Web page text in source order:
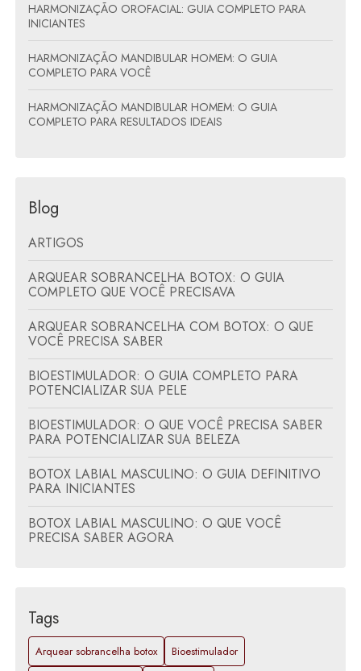
HARMONIZAÇÃO OROFACIAL: GUIA COMPLETO PARA
INICIANTES
HARMONIZAÇÃO MANDIBULAR HOMEM: O GUIA
COMPLETO PARA VOCÊ
HARMONIZAÇÃO MANDIBULAR HOMEM: O GUIA
COMPLETO PARA RESULTADOS IDEAIS
Blog
ARTIGOS
ARQUEAR SOBRANCELHA BOTOX: O GUIA
COMPLETO QUE VOCÊ PRECISAVA
ARQUEAR SOBRANCELHA COM BOTOX: O QUE
VOCÊ PRECISA SABER
BIOESTIMULADOR: O GUIA COMPLETO PARA
POTENCIALIZAR SUA PELE
BIOESTIMULADOR: O QUE VOCÊ PRECISA SABER
PARA POTENCIALIZAR SUA BELEZA
BOTOX LABIAL MASCULINO: O GUIA DEFINITIVO
PARA INICIANTES
BOTOX LABIAL MASCULINO: O QUE VOCÊ
PRECISA SABER AGORA
COMO O BOTOX PODE TRANSFORMAR SUA
ROTINA DE BELEZA COM RESULTADOS NATURAIS
Tags
Arquear sobrancelha botox
Bioestimulador